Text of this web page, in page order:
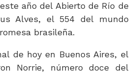
año del Abierto de Río de
Alves, el 554 del mundo
brasileña.
de hoy en Buenos Aires, el
Norrie, número doce del